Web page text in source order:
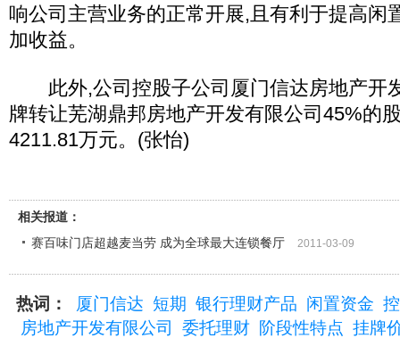
响公司主营业务的正常开展,且有利于提高闲
加收益。
此外,公司控股子公司厦门信达房地产开
牌转让芜湖鼎邦房地产开发有限公司45%的
4211.81万元。(张怡)
相关报道：
赛百味门店超越麦当劳 成为全球最大连锁餐厅
2011-03-09
热词： 厦门信达 短期 银行理财产品 闲置资金
房地产开发有限公司
委托理财 阶段性特点 挂牌